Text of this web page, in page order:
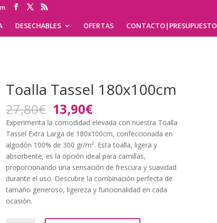
DESECHABLES OFERTAS CONTACTO|PRESUPUESTO
Toalla Tassel 180x100cm
27,80€ El
precio
original
era:
27,80€.
13,90€El
precio
actual
es:
13,90€.
Experimenta la comodidad elevada con nuestra Toalla
Tassel Extra Larga de 180x100cm, confeccionada en
algodón 100% de 300 gr/m². Esta toalla, ligera y
absorbente, es la opción ideal para camillas,
proporcionando una sensación de frescura y suavidad
durante el uso. Descubre la combinación perfecta de
tamaño generoso, ligereza y funcionalidad en cada
ocasión.